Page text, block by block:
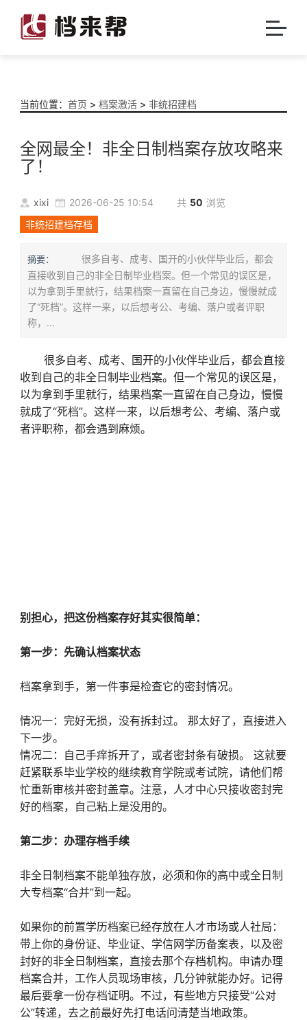
当前位置： 首页 > 档案激活> 非统招建档
全网最全！非全日制档案存放攻略来
了！
xixi 2026-06-25 10:54 共 50 浏览
非统招建档存档
摘要：
很多自考、成考、国开的小伙伴毕业后，都会
直接收到自己的非全日制毕业档案。但一个常见的误区是，
以为拿到手里就行，结果档案一直留在自己身边，慢慢就成
了“死档”。这样一来，以后想考公、考编、落户或者评职
称，...
很多自考、成考、国开的小伙伴毕业后，都会直接
收到自己的非全日制毕业档案。但一个常见的误区是，
以为拿到手里就行，结果档案一直留在自己身边，慢慢
就成了“死档”。这样一来，以后想考公、考编、落户或
者评职称，都会遇到麻烦。
别担心，把这份档案存好其实很简单：
第一步：先确认档案状态‌
档案拿到手，第一件事是检查它的密封情况。
情况一：完好无损，没有拆封过。‌ 那太好了，直接进入
下一步。
情况二：自己手痒拆开了，或者密封条有破损。‌ 这就要
赶紧联系毕业学校的继续教育学院或考试院，请他们帮
忙重新审核并密封盖章。注意，人才中心只接收密封完
好的档案，自己粘上是没用的。
第二步：办理存档手续‌
非全日制档案不能单独存放，必须和你的高中或全日制
大专档案“合并”到一起。
如果你的前置学历档案已经存放在人才市场或人社局：‌
带上你的身份证、毕业证、学信网学历备案表，以及密
封好的非全日制档案，直接去那个存档机构。申请办理
档案合并，工作人员现场审核，几分钟就能办好。记得
最后要拿一份存档证明。不过，有些地方只接受“公对
公”转递，去之前最好先打电话问清楚当地政策。